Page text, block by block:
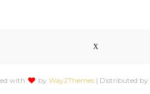
with by Way2Themes| Distributed by